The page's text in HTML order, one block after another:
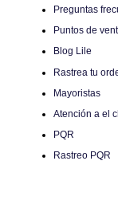
Preguntas
Puntos de
Blog Lile
Rastrea tu
Mayoristas
Atención a el
PQR
Rastreo PQR